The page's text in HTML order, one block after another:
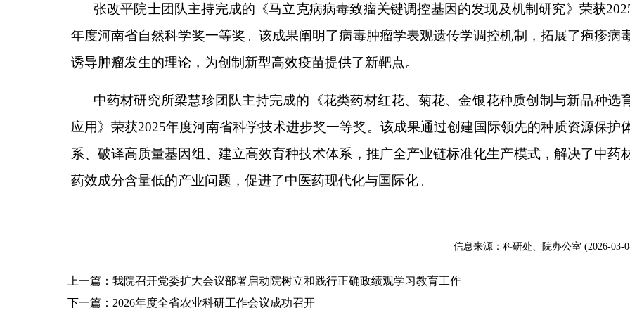
张改平院士团队主持完成的《马立克病病毒致瘤关键调控基因的发现及机制研究》荣获
年度河南省自然科学奖一等奖。该成果阐明了病毒肿瘤学表观遗传学调控机制，拓展了疱疹病
诱导肿瘤发生的理论，为创制新型高效疫苗提供了新靶点。
中药材研究所梁慧珍团队主持完成的《花类药材红花、菊花、金银花种质创制与新品种选
应用》荣获2025年度河南省科学技术进步奖一等奖。该成果通过创建国际领先的种质资源保护
系、破译高质量基因组、建立高效育种技术体系，推广全产业链标准化生产模式，解决了中药
药效成分含量低的产业问题，促进了中医药现代化与国际化。
信息来源：科研处、院办公室 (2026-03-
上一篇：我院召开党委扩大会议部署启动院树立和践行正确政绩观学习教育工作
下一篇：2026年度全省农业科研工作会议成功召开